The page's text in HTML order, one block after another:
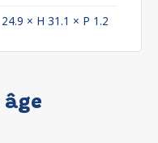
× H 31.1 × P 1.2
âge